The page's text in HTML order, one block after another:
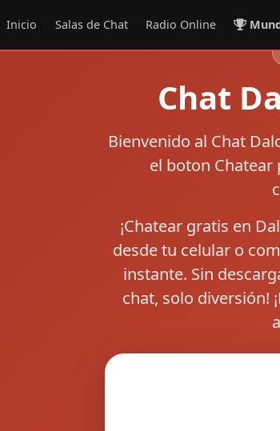
Inicio Salas de Chat Radio Online
Chat
Bienvenido al Chat
el boton Chatear
¡Chatear gratis en
desde tu celular o
instante. Sin
chat, solo diversión!